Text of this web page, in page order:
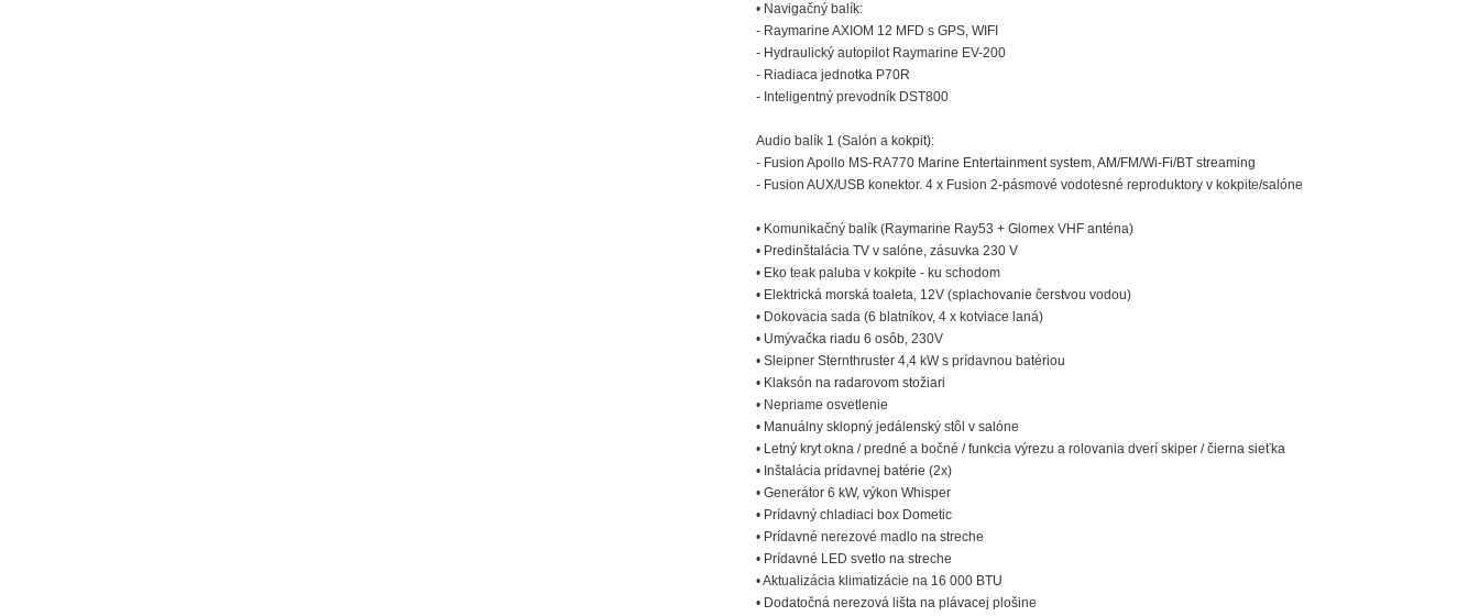
• Navigačný balík:
- Raymarine AXIOM 12 MFD s GPS, WIFI
- Hydraulický autopilot Raymarine EV-200
- Riadiaca jednotka P70R
- Inteligentný prevodník DST800
Audio balík 1 (Salón a kokpit):
- Fusion Apollo MS-RA770 Marine Entertainment system, AM/FM/Wi-Fi/BT streaming
- Fusion AUX/USB konektor. 4 x Fusion 2-pásmové vodotesné reproduktory v kokpite/salóne
• Komunikačný balík (Raymarine Ray53 + Glomex VHF anténa)
• Predinštalácia TV v salóne, zásuvka 230 V
• Eko teak paluba v kokpite - ku schodom
• Elektrická morská toaleta, 12V (splachovanie čerstvou vodou)
• Dokovacia sada (6 blatníkov, 4 x kotviace laná)
• Umývačka riadu 6 osôb, 230V
• Sleipner Sternthruster 4,4 kW s prídavnou batériou
• Klaksón na radarovom stožiari
• Nepriame osvetlenie
• Manuálny sklopný jedálenský stôl v salóne
• Letný kryt okna / predné a bočné / funkcia výrezu a rolovania dverí skiper / čierna sieťka
• Inštalácia prídavnej batérie (2x)
• Generátor 6 kW, výkon Whisper
• Prídavný chladiaci box Dometic
• Prídavné nerezové madlo na streche
• Prídavné LED svetlo na streche
• Aktualizácia klimatizácie na 16 000 BTU
• Dodatočná nerezová lišta na plávacej plošine